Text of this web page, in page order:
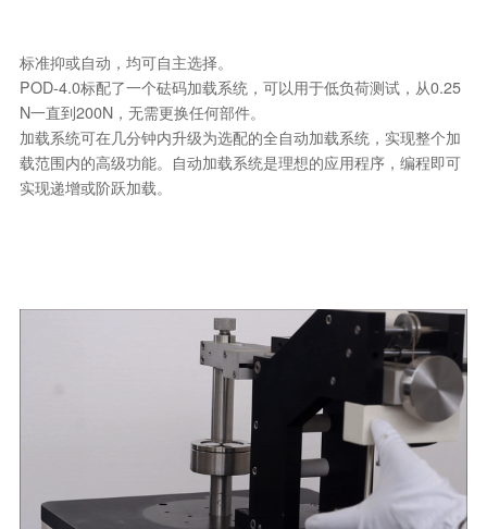
标准抑或自动，均可自主选择。
POD-4.0标配了一个砝码加载系统，可以用于低负荷测试，从0.25
N一直到200N，无需更换任何部件。
加载系统可在几分钟内升级为选配的全自动加载系统，实现整个加
载范围内的高级功能。自动加载系统是理想的应用程序，编程即可
实现递增或阶跃加载。